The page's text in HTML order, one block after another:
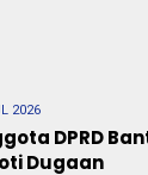
2026
DPRD
Dugaan